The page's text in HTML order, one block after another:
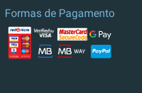
Formas de Pagamento